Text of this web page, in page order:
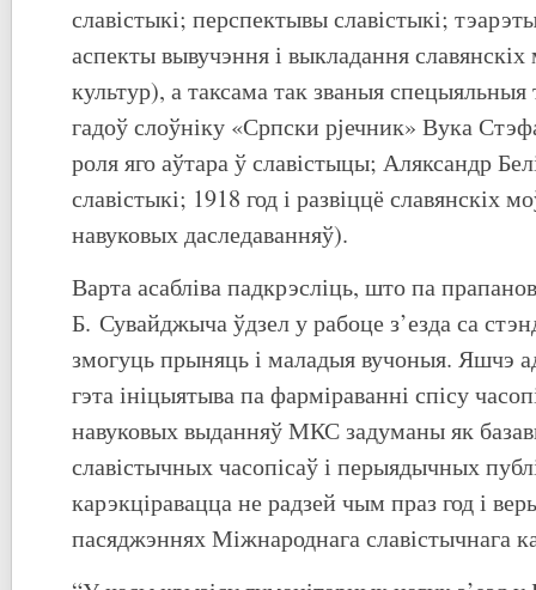
славістыкі; перспектывы славістыкі;
аспекты вывучэння і выкладання славянскіх
культур), а таксама так званыя спецыяльныя
гадоў слоўніку «Српски рјечник» Вука
роля яго аўтара ў славістыцы; Аляксандр
славістыкі; 1918 год і развіццё славянскіх
навуковых даследаванняў).
Варта асабліва падкрэсліць, што па
Б. Сувайджыча ўдзел у рабоце з’езда са
змогуць прыняць і маладыя вучоныя. Яшчэ
гэта ініцыятыва па фарміраванні спісу
навуковых выданняў МКС задуманы як
славістычных часопісаў і перыядычных
карэкціравацца не радзей чым праз год і
пасяджэннях Міжнароднага славістычнага